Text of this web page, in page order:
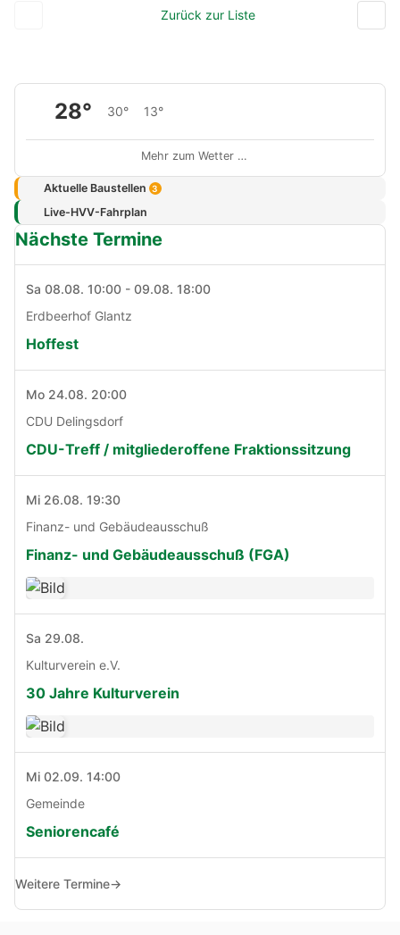
Zurück zur Liste
28° 30° 13°
Mehr zum Wetter …
Aktuelle Baustellen 3
Live-HVV-Fahrplan
Nächste Termine
Sa 08.08. 10:00 - 09.08. 18:00
Erdbeerhof Glantz
Hoffest
Mo 24.08. 20:00
CDU Delingsdorf
CDU-Treff / mitgliederoffene Fraktionssitzung
Mi 26.08. 19:30
Finanz- und Gebäudeausschuß
Finanz- und Gebäudeausschuß (FGA)
Sa 29.08.
Kulturverein e.V.
30 Jahre Kulturverein
Mi 02.09. 14:00
Gemeinde
Seniorencafé
Weitere Termine→